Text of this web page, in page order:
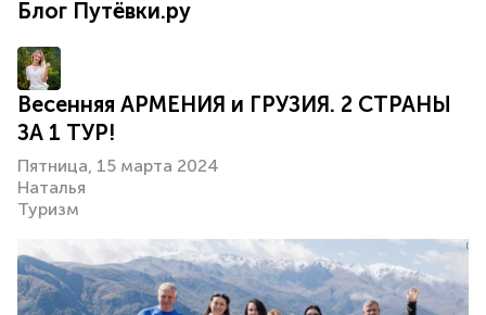
Офисы продаж
Блог Путёвки.ру
Весенняя АРМЕНИЯ и ГРУЗИЯ. 2 СТРАНЫ
ЗА 1 ТУР!
Пятница, 15 марта 2024
Наталья
Туризм